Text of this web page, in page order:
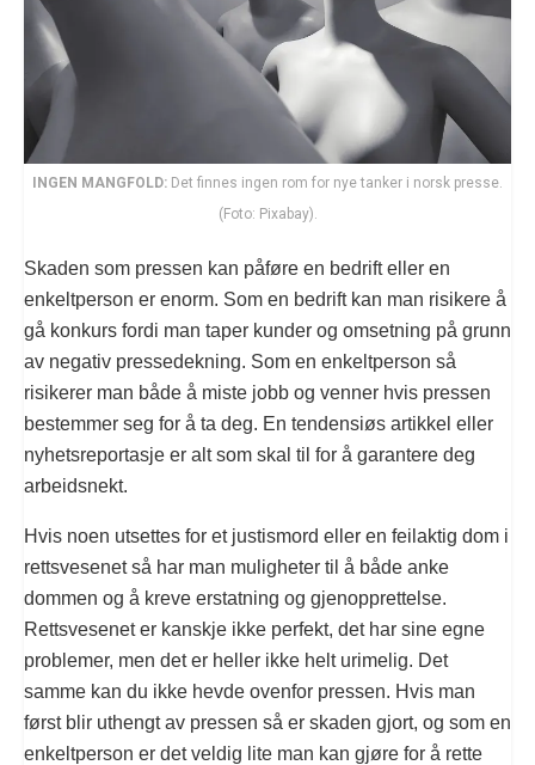
INGEN MANGFOLD: Det finnes ingen rom for nye tanker i norsk presse.
(Foto: Pixabay).
Skaden som pressen kan påføre en bedrift eller en
enkeltperson er enorm. Som en bedrift kan man risikere å
gå konkurs fordi man taper kunder og omsetning på grunn
av negativ pressedekning. Som en enkeltperson så
risikerer man både å miste jobb og venner hvis pressen
bestemmer seg for å ta deg. En tendensiøs artikkel eller
nyhetsreportasje er alt som skal til for å garantere deg
arbeidsnekt.
Hvis noen utsettes for et justismord eller en feilaktig dom i
rettsvesenet så har man muligheter til å både anke
dommen og å kreve erstatning og gjenopprettelse.
Rettsvesenet er kanskje ikke perfekt, det har sine egne
problemer, men det er heller ikke helt urimelig. Det
samme kan du ikke hevde ovenfor pressen. Hvis man
først blir uthengt av pressen så er skaden gjort, og som en
enkeltperson er det veldig lite man kan gjøre for å rette